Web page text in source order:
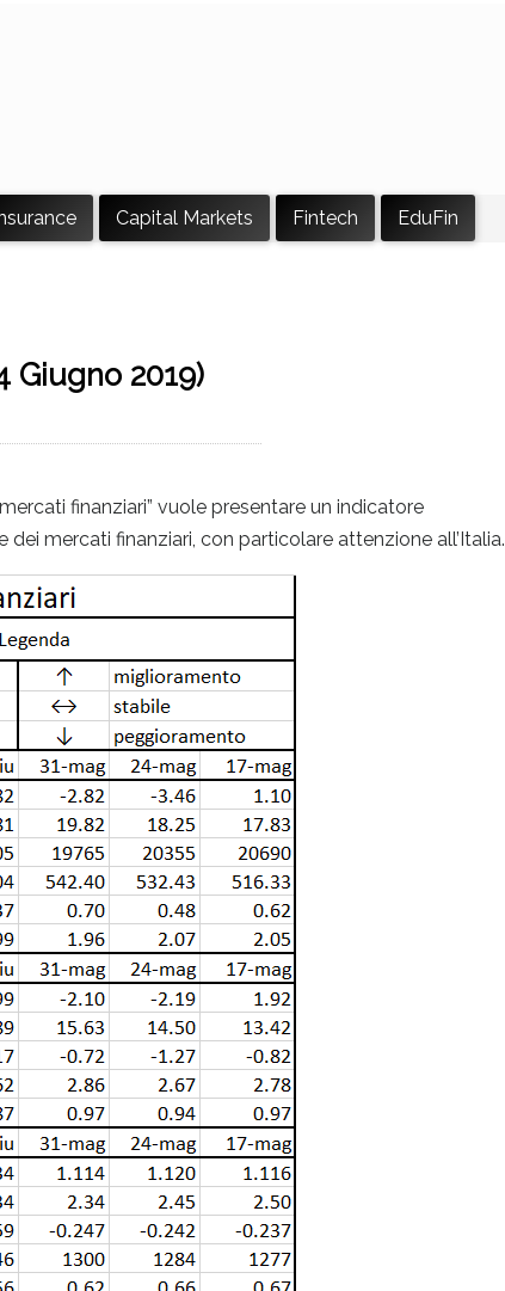
Capital Markets Fintech EduFin
Giugno 2019)
finanziari” vuole presentare un indicatore
mercati finanziari, con particolare attenzione all’Italia.